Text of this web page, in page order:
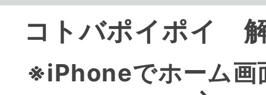
コトバポイポイ
※iPhoneでホーム画